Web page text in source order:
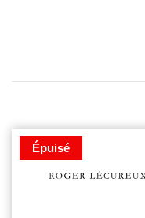
Épuisé